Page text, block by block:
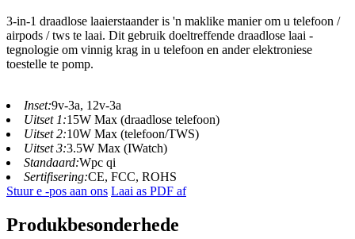
3-in-1 draadlose laaierstaander is 'n maklike manier om u telefoon /
airpods / tws te laai. Dit gebruik doeltreffende draadlose laai -
tegnologie om vinnig krag in u telefoon en ander elektroniese
toestelle te pomp.
Inset:9v-3a, 12v-3a
Uitset 1:15W Max (draadlose telefoon)
Uitset 2:10W Max (telefoon/TWS)
Uitset 3:3.5W Max (IWatch)
Standaard:Wpc qi
Sertifisering:CE, FCC, ROHS
Stuur e -pos aan ons Laai as PDF af
Produkbesonderhede